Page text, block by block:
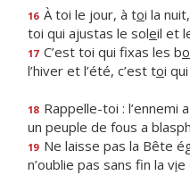
16 À toi le jour, à toi la nuit,
toi qui ajustas le soleil et
17 C’est toi qui fixas les bo
l’hiver et l’été, c’est toi
18 Rappelle-toi : l’ennemi
un peuple de fous a
19 Ne laisse pas la Bête
n’oublie pas sans fin la vie